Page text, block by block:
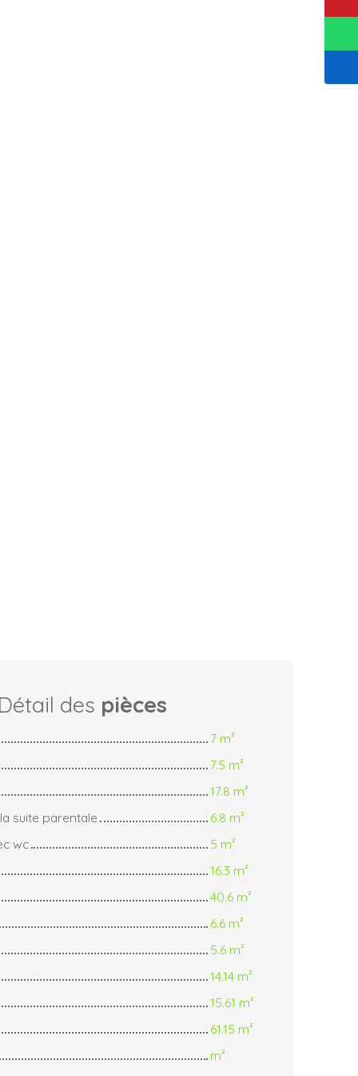
Détail des pièces
7 m²
7.5 m²
17.8 m²
suite parentale
6.8 m²
wc
5 m²
16.3 m²
40.6 m²
6.6 m²
5.6 m²
14.14 m²
15.61 m²
61.15 m²
m²